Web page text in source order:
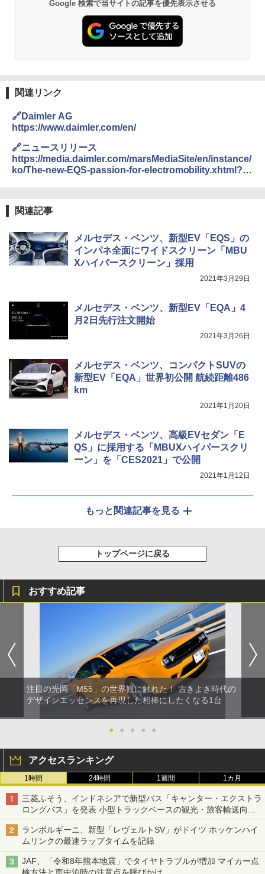
Google 検索で当サイトの記事を優先表示させる
関連リンク
🔗Daimler AG
https://www.daimler.com/en/
🔗ニュースリリース
https://media.daimler.com/marsMediaSite/en/instance/
ko/The-new-EQS-passion-for-electromobility.xhtml?
関連記事
メルセデス・ベンツ、新型EV「EQS」の
インパネ全面にワイドスクリーン「MBU
Xハイパースクリーン」採用
2021年3月29日
メルセデス・ベンツ、新型EV「EQA」4
月2日先行注文開始
2021年3月26日
メルセデス・ベンツ、コンパクトSUVの
新型EV「EQA」世界初公開 航続距離486
km
2021年1月20日
メルセデス・ベンツ、高級EVセダン「E
QS」に採用する「MBUXハイパースクリ
ーン」を「CES2021」で公開
2021年1月12日
もっと関連記事を見る
トップページに戻る
おすすめ記事
注目の光岡「M55」の世界観に触れた！ 古きよき時代の
デザインエッセンスを再現した相棒にしたくなる1台
● ● ● ● ●
アクセスランキング
1時間 24時間 1週間 1カ月
三菱ふそう、インドネシアで新型バス「キャンター・エクストラ
ロングバス」を発表 小型トラックベースの観光・旅客輸送向け
バス
ランボルギーニ、新型「レヴェルトSV」がドイツ ホッケンハイ
ムリンクの最速ラップタイムを記録
JAF、「令和8年熊本地震」でタイヤトラブルが増加 マイカー点